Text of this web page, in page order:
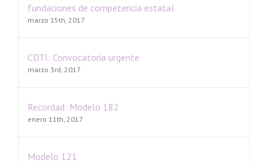
fundaciones de competencia estatal
marzo 15th, 2017
CDTI: Convocatoria urgente
marzo 3rd, 2017
Recordad: Modelo 182
enero 11th, 2017
Modelo 121